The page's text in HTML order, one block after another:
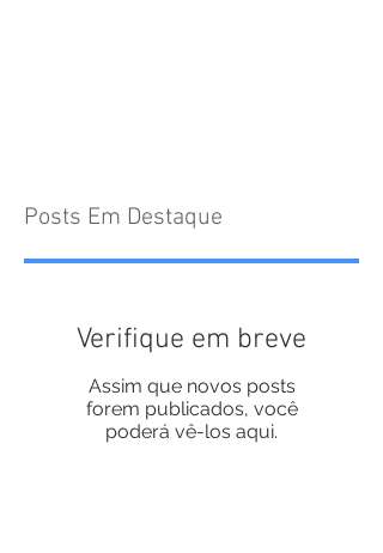
Posts Em Destaque
Verifique em breve
Assim que novos posts
forem publicados, você
poderá vê-los aqui.